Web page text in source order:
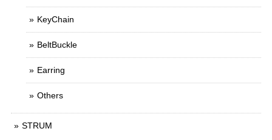
KeyChain
BeltBuckle
Earring
Others
STRUM